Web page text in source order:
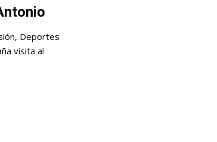
Deportes
visita al